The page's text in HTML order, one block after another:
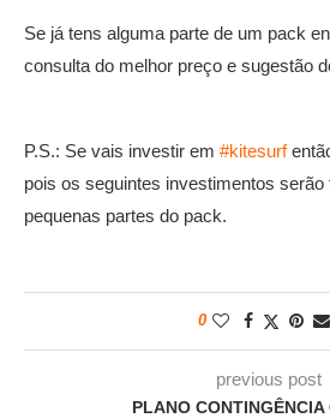
Se já tens alguma parte de um pack
consulta do melhor preço e sugestão
P.S.: Se vais investir em #kitesurf
pois os seguintes investimentos serão
pequenas partes do pack.
0
previous post
PLANO CONTINGÊNCIA